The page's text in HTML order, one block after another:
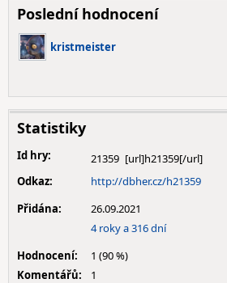
Poslední hodnocení
kristmeister
Statistiky
Id hry:
21359
Odkaz:
http://dbher.cz/h21359
Přidána:
26.09.2021
4 roky a 316 dní
Hodnocení:
1 (90 %)
Komentářů:
1